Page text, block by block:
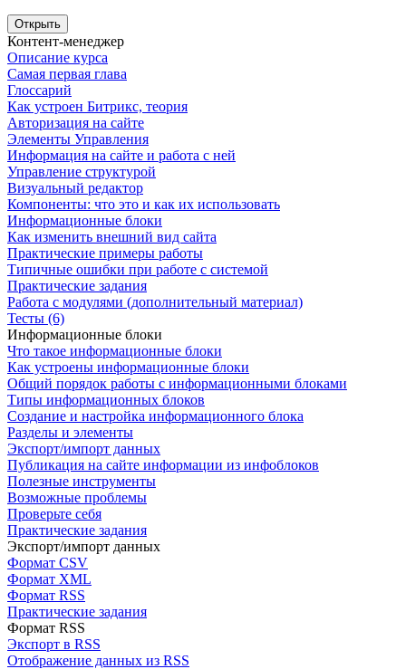
Открыть
Контент-менеджер
Описание курса
Самая первая глава
Глоссарий
Как устроен Битрикс, теория
Авторизация на сайте
Элементы Управления
Информация на сайте и работа с ней
Управление структурой
Визуальный редактор
Компоненты: что это и как их использовать
Информационные блоки
Как изменить внешний вид сайта
Практические примеры работы
Типичные ошибки при работе с системой
Практические задания
Работа с модулями (дополнительный материал)
Тесты (6)
Информационные блоки
Что такое информационные блоки
Как устроены информационные блоки
Общий порядок работы с информационными блоками
Типы информационных блоков
Создание и настройка информационного блока
Разделы и элементы
Экспорт/импорт данных
Публикация на сайте информации из инфоблоков
Полезные инструменты
Возможные проблемы
Проверьте себя
Практические задания
Экспорт/импорт данных
Формат CSV
Формат XML
Формат RSS
Практические задания
Формат RSS
Экспорт в RSS
Отображение данных из RSS